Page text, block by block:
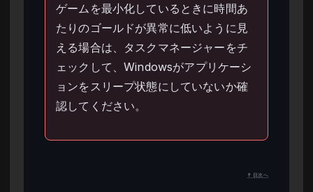
ゲームを最小化しているときに時間あ
たりのゴールドが異常に低いように見
える場合は、タスクマネージャーをチ
ェックして、Windowsがアプリケーシ
ョンをスリープ状態にしていないか確
認してください。
↑ 目次へ